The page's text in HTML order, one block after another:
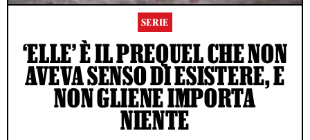
SERIE
‘ELLE’ È IL PREQUEL CHE NON
AVEVA SENSO DI ESISTERE, E
NON GLIENE IMPORTA
NIENTE